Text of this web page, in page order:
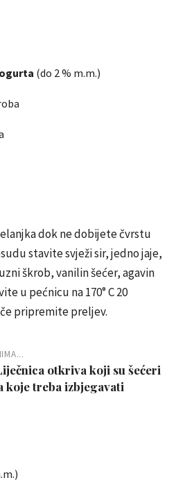
(do 2 % m.m.)
dok ne dobijete čvrstu
stavite svježi sir, jedno jaje,
škrob, vanilin šećer, agavin
u pećnicu na 170° C 20
pripremite preljev.
otkriva koji su šećeri
koje treba izbjegavati